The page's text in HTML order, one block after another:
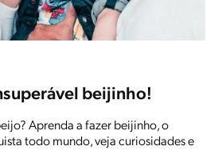
beijinho!
Aprenda a fazer beijinho, o
todo mundo, veja curiosidades e